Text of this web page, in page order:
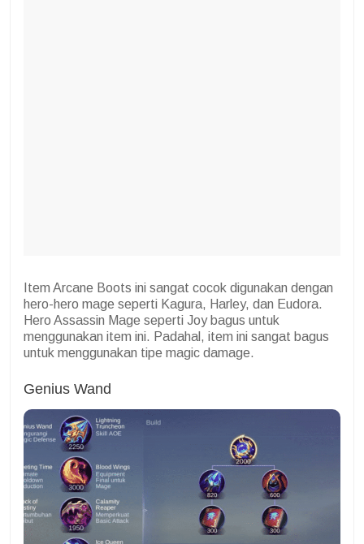
Item Arcane Boots ini sangat cocok digunakan dengan
hero-hero mage seperti Kagura, Harley, dan Eudora.
Hero Assassin Mage seperti Joy bagus untuk
menggunakan item ini. Padahal, item ini sangat bagus
untuk menggunakan tipe magic damage.
Genius Wand